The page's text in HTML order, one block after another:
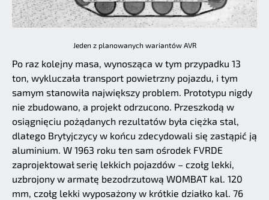
Jeden z planowanych wariantów AVR
Po raz kolejny masa, wynosząca w tym przypadku 13
ton, wykluczała transport powietrzny pojazdu, i tym
samym stanowiła największy problem. Prototypu nigdy
nie zbudowano, a projekt odrzucono. Przeszkodą w
osiągnięciu pożądanych rezultatów była ciężka stal,
dlatego Brytyjczycy w końcu zdecydowali się zastąpić ją
aluminium. W 1963 roku ten sam ośrodek FVRDE
zaprojektował serię lekkich pojazdów – czołg lekki,
uzbrojony w armatę bezodrzutową WOMBAT kal. 120
mm, czołg lekki wyposażony w krótkie działko kal. 76